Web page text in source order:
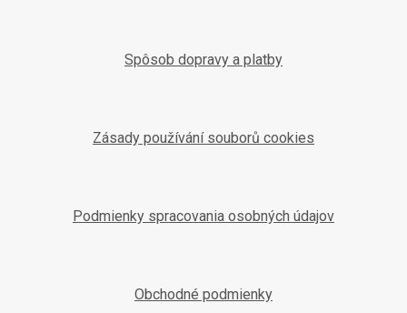
Spôsob dopravy a platby
Zásady používání souborů cookies
Podmienky spracovania osobných údajov
Obchodné podmienky